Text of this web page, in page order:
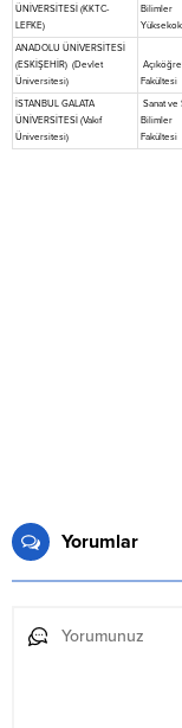
ÜNİVERSİTESİ (KKTC-
LEFKE)
Bilimler
ANADOLU ÜNİVERSİTESİ
(ESKİŞEHİR) (Devlet
Üniversitesi)
Fakültesi
İSTANBUL GALATA
ÜNİVERSİTESİ (Vakıf
Üniversitesi)
Sanat ve
Bilimler
Fakültesi
Yorumlar